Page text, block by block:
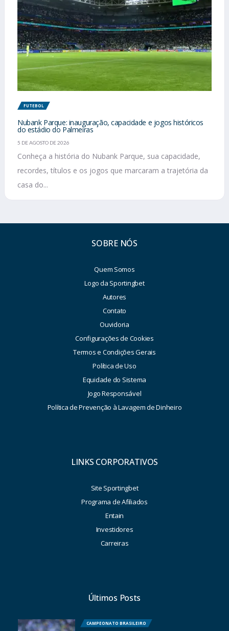
FUTEBOL
Nubank Parque: inauguração, capacidade e jogos históricos
do estádio do Palmeiras
5 DE AGOSTO DE 2026
Conheça a história do Nubank Parque, sua capacidade,
recordes, títulos e os jogos que marcaram a trajetória da
casa do...
SOBRE NÓS
Quem Somos
Logo da Sportingbet
Autores
Contato
Ouvidoria
Configurações de Cookies
Termos e Condições Gerais
Política de Uso
Equidade do Sistema
Jogo Responsável
Política de Prevenção à Lavagem de Dinheiro
LINKS CORPORATIVOS
Site Sportingbet
Programa de Afiliados
Entain
Investidores
Carreiras
Últimos Posts
CAMPEONATO BRASILEIRO